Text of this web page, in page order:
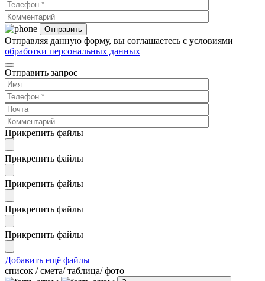
Отправляя данную форму, вы соглашаетесь с условиями
обработки персональных данных
Отправить запрос
Прикрепить файлы
Прикрепить файлы
Прикрепить файлы
Прикрепить файлы
Прикрепить файлы
Добавить ещё файлы
cписок / смета/ таблица/ фото